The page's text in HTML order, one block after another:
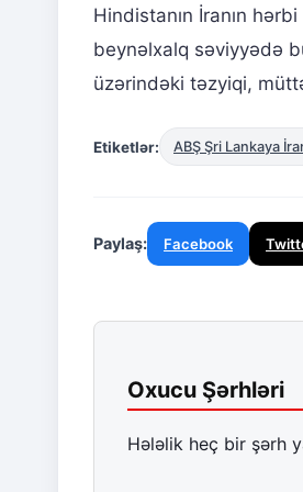
Hindistanın İranın
beynəlxalq səviyyədə
üzərindəki təzyiqi,
Etiketlər: ABŞ Şri Lankaya
Paylaş: Facebook
Oxucu Şərhləri
Hələlik heç bir şərh